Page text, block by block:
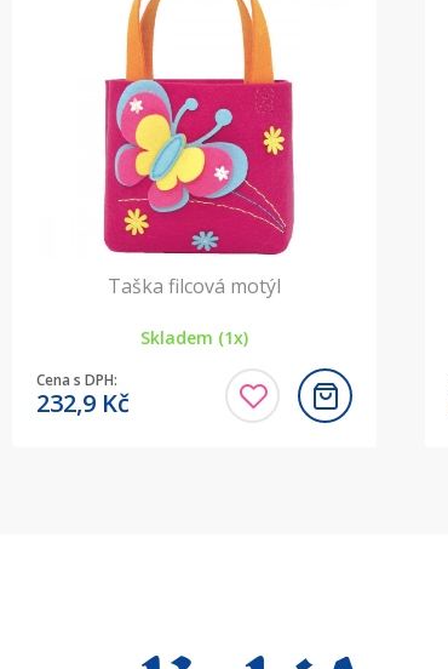
Taška filcová motýl
Skladem (1x)
Cena s DPH:
232,9 Kč